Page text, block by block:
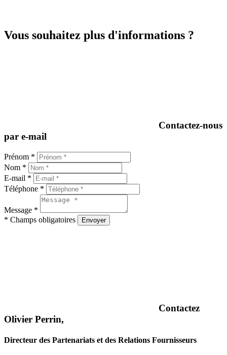
Vous souhaitez plus d'informations ?
Contactez-nous
par e-mail
Prénom *
Nom *
E-mail *
Téléphone *
Message *
* Champs obligatoires
Envoyer
Contactez
Olivier Perrin,
Directeur des Partenariats et des Relations Fournisseurs